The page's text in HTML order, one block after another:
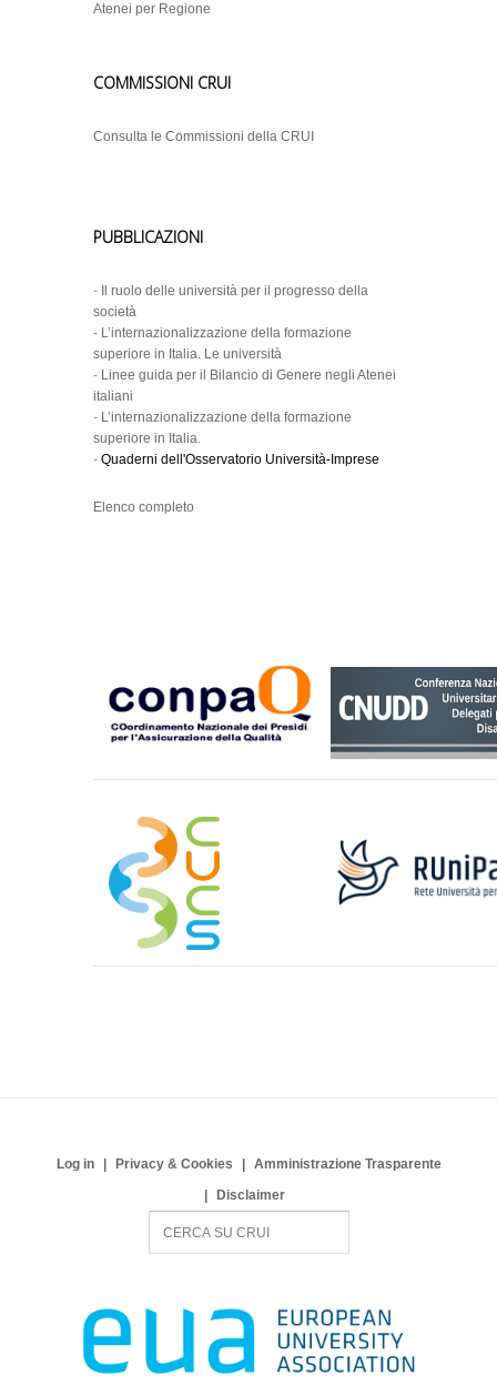
Atenei per Regione
COMMISSIONI CRUI
Consulta le Commissioni della CRUI
PUBBLICAZIONI
-
Il ruolo delle università per il progresso della
società
- L’internazionalizzazione della formazione
superiore in Italia. Le università
- Linee guida per il Bilancio di Genere negli Atenei
italiani
- L’internazionalizzazione della formazione
superiore in Italia.
- Quaderni dell'Osservatorio Università-Imprese
Elenco completo
Log in Privacy & Cookies
Amministrazione Trasparente
Disclaimer
c